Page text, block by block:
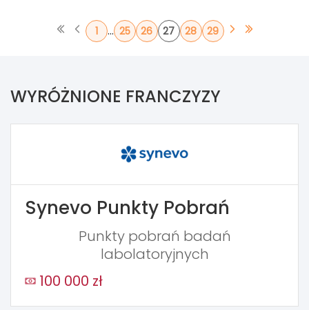
1 ... 25 26 27 28 29
WYRÓŻNIONE FRANCZYZY
Synevo Punkty Pobrań
Punkty pobrań badań
labolatoryjnych
100 000 zł